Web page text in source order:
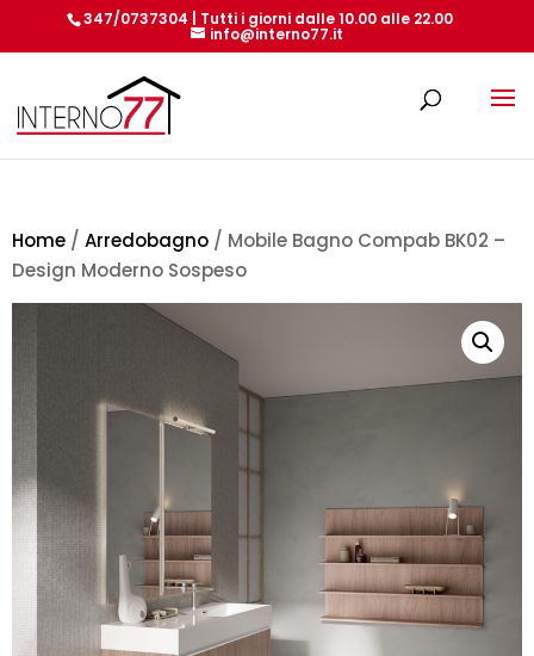
347/0737304 | Tutti i giorni dalle 10.00 alle 22.00
info@interno77.it
Home / Arredobagno / Mobile Bagno Compab BK02 –
Design Moderno Sospeso